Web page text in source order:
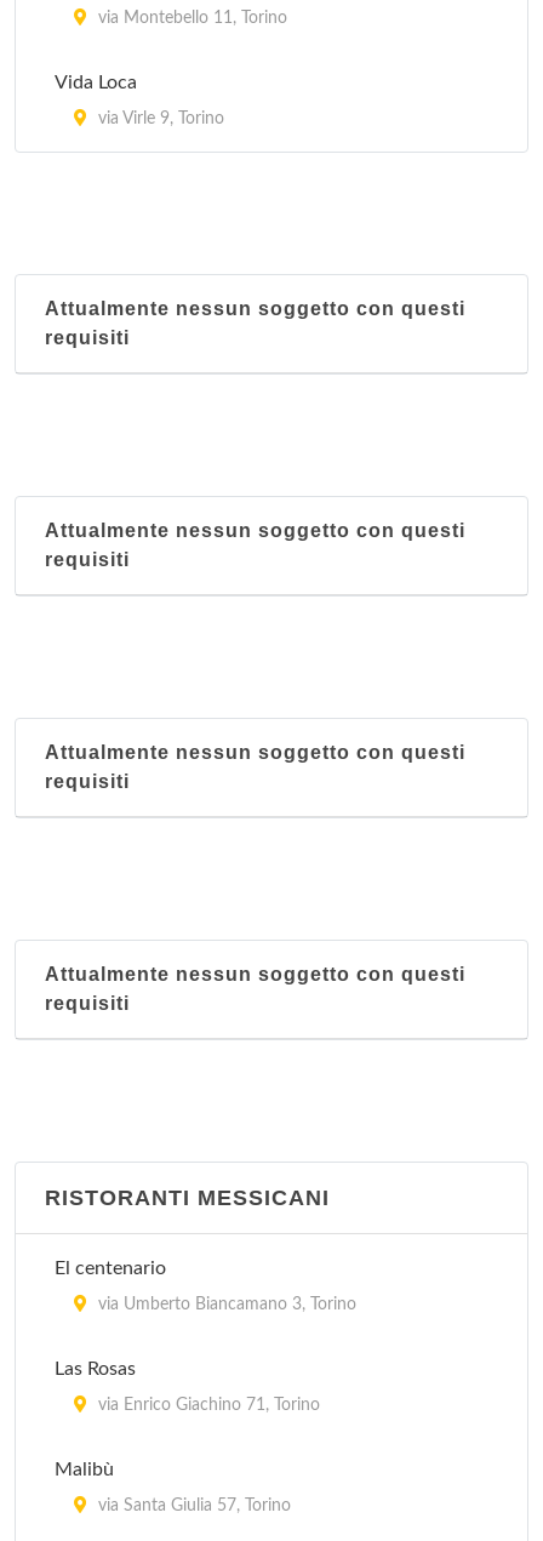
via Montebello 11, Torino
Vida Loca
via Virle 9, Torino
Attualmente nessun soggetto con questi
requisiti
Attualmente nessun soggetto con questi
requisiti
Attualmente nessun soggetto con questi
requisiti
Attualmente nessun soggetto con questi
requisiti
RISTORANTI MESSICANI
El centenario
via Umberto Biancamano 3, Torino
Las Rosas
via Enrico Giachino 71, Torino
Malibù
via Santa Giulia 57, Torino